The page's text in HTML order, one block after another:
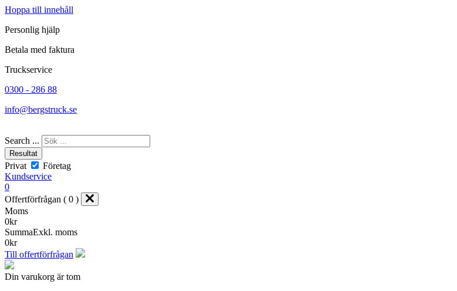
Hoppa till innehåll
Personlig hjälp
Betala med faktura
Truckservice
0300 - 286 88
info@bergstruck.se
Search ...
Resultat
Privat
Företag
Kundservice
0
Offertförfrågan ( 0 )
Moms
0kr
SummaExkl. moms
0kr
Till offertförfrågan
Din varukorg är tom